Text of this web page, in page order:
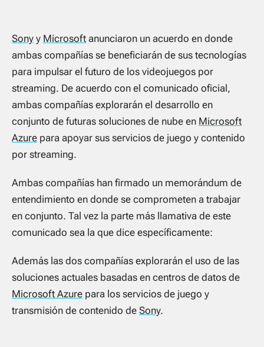
Sony y Microsoft anunciaron un acuerdo en donde
ambas compañías se beneficiarán de sus tecnologías
para impulsar el futuro de los videojuegos por
streaming. De acuerdo con el comunicado oficial,
ambas compañías explorarán el desarrollo en
conjunto de futuras soluciones de nube en Microsoft
Azure para apoyar sus servicios de juego y contenido
por streaming.
Ambas compañías han firmado un memorándum de
entendimiento en donde se comprometen a trabajar
en conjunto. Tal vez la parte más llamativa de este
comunicado sea la que dice específicamente:
Además las dos compañías explorarán el uso de las
soluciones actuales basadas en centros de datos de
Microsoft Azure para los servicios de juego y
transmisión de contenido de Sony.